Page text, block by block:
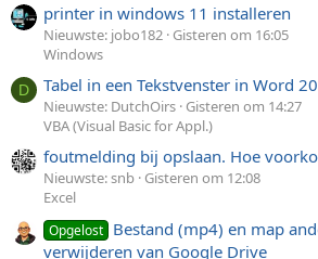
printer in windows 11 installeren
Nieuwste: jobo182 Gisteren om 16:05
Windows
D Tabel in een Tekstvenster in Word
Nieuwste: DutchOirs Gisteren om 14:27
VBA (Visual Basic for Appl.)
foutmelding bij opslaan. Hoe
Nieuwste: snb Gisteren om 12:08
Excel
Opgelost Bestand (mp4) en map
verwijderen van Google Drive